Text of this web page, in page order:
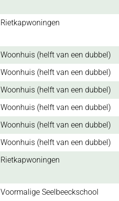
Rietkapwoningen
Woonhuis (helft van een dubbel)
Woonhuis (helft van een dubbel)
Woonhuis (helft van een dubbel)
Woonhuis (helft van een dubbel)
Woonhuis (helft van een dubbel)
Woonhuis (helft van een dubbel)
Rietkapwoningen
Voormalige Seelbeeckschool